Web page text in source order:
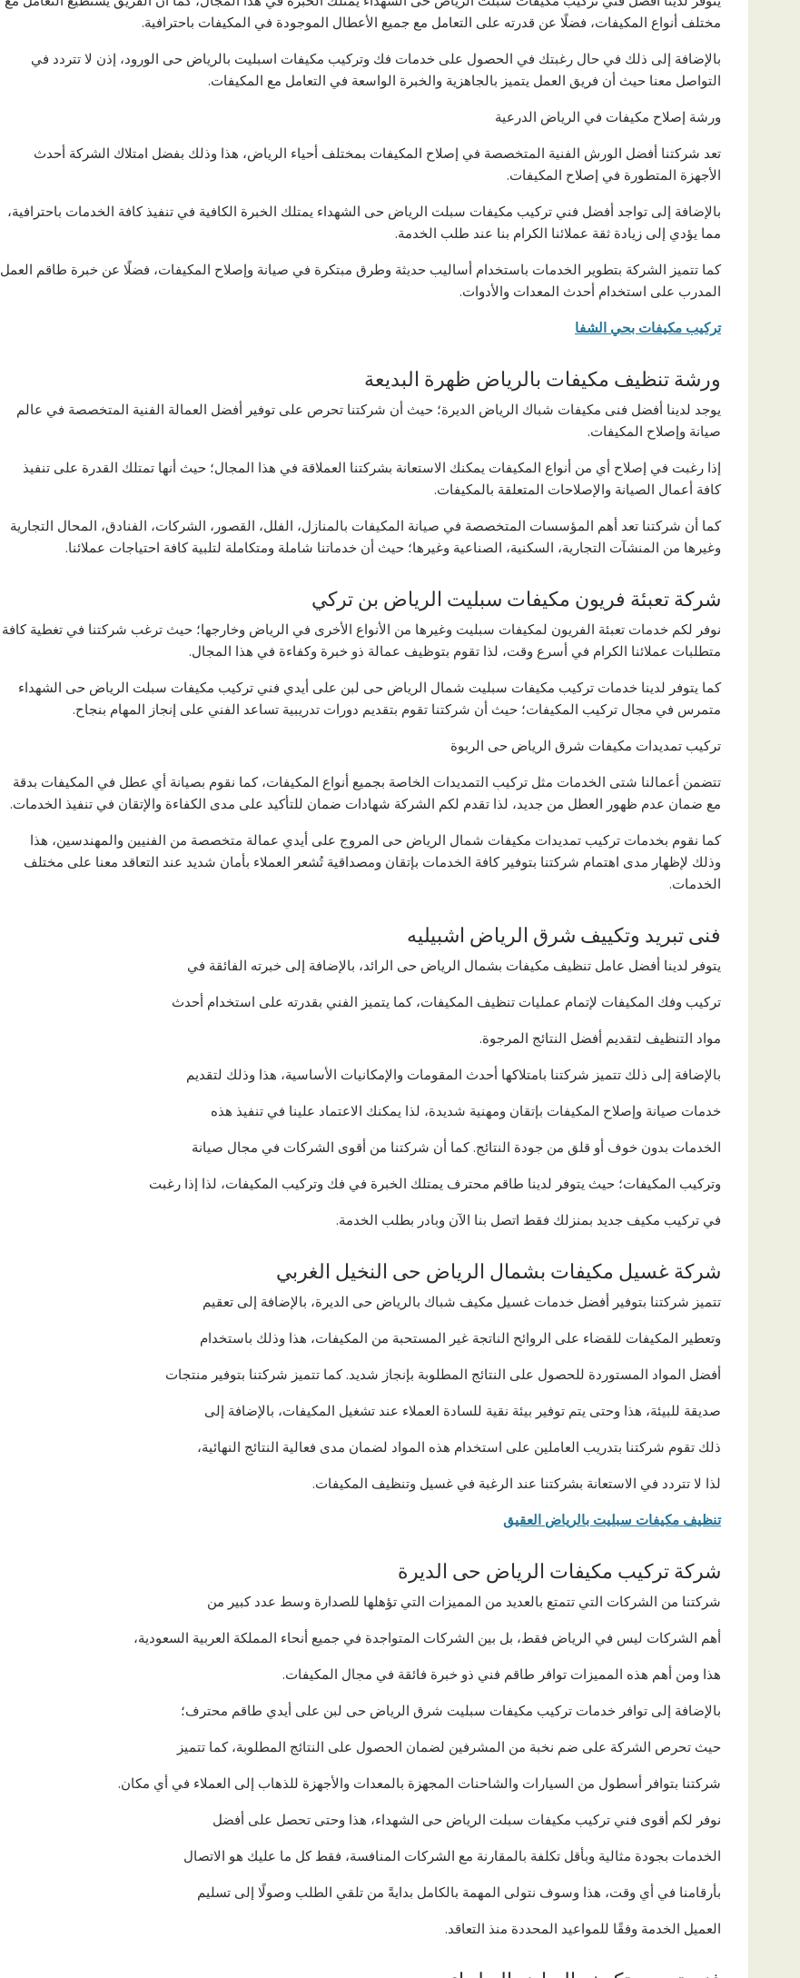
مختلف أنواع المكيفات، فضلًا عن قدرته على التعامل مع جميع الأعطال الموجودة في المكيفات باحترافية.
بالإضافة إلى ذلك في حال رغبتك في الحصول على خدمات فك وتركيب مكيفات اسبليت بالرياض حى الورود، إذن لا تتردد في
التواصل معنا حيث أن فريق العمل يتميز بالجاهزية والخبرة الواسعة في التعامل مع المكيفات.
ورشة إصلاح مكيفات في الرياض الدرعية
تعد شركتنا أفضل الورش الفنية المتخصصة في إصلاح المكيفات بمختلف أحياء الرياض، هذا وذلك بفضل امتلاك الشركة أحدث
الأجهزة المتطورة في إصلاح المكيفات.
بالإضافة إلى تواجد أفضل فني تركيب مكيفات سبلت الرياض حى الشهداء يمتلك الخبرة الكافية في تنفيذ كافة الخدمات باحترافية،
مما يؤدي إلى زيادة ثقة عملائنا الكرام بنا عند طلب الخدمة.
كما تتميز الشركة بتطوير الخدمات باستخدام أساليب حديثة وطرق مبتكرة في صيانة وإصلاح المكيفات، فضلًا عن خبرة طاقم العمل
المدرب على استخدام أحدث المعدات والأدوات.
تركيب مكيفات بحي الشفا
ورشة تنظيف مكيفات بالرياض ظهرة البديعة
يوجد لدينا أفضل فنى مكيفات شباك الرياض الديرة؛ حيث أن شركتنا تحرص على توفير أفضل العمالة الفنية المتخصصة في عالم
صيانة وإصلاح المكيفات.
إذا رغبت في إصلاح أي من أنواع المكيفات يمكنك الاستعانة بشركتنا العملاقة في هذا المجال؛ حيث أنها تمتلك القدرة على تنفيذ
كافة أعمال الصيانة والإصلاحات المتعلقة بالمكيفات.
كما أن شركتنا تعد أهم المؤسسات المتخصصة في صيانة المكيفات بالمنازل، الفلل، القصور، الشركات، الفنادق، المحال التجارية
وغيرها من المنشآت التجارية، السكنية، الصناعية وغيرها؛ حيث أن خدماتنا شاملة ومتكاملة لتلبية كافة احتياجات عملائنا.
شركة تعبئة فريون مكيفات سبليت الرياض بن تركي
نوفر لكم خدمات تعبئة الفريون لمكيفات سبليت وغيرها من الأنواع الأخرى في الرياض وخارجها؛ حيث ترغب شركتنا في تغطية كافة
متطلبات عملائنا الكرام في أسرع وقت، لذا تقوم بتوظيف عمالة ذو خبرة وكفاءة في هذا المجال.
كما يتوفر لدينا خدمات تركيب مكيفات سبليت شمال الرياض حى لبن على أيدي فني تركيب مكيفات سبلت الرياض حى الشهداء
متمرس في مجال تركيب المكيفات؛ حيث أن شركتنا تقوم بتقديم دورات تدريبية تساعد الفني على إنجاز المهام بنجاح.
تركيب تمديدات مكيفات شرق الرياض حى الربوة
تتضمن أعمالنا شتى الخدمات مثل تركيب التمديدات الخاصة بجميع أنواع المكيفات، كما نقوم بصيانة أي عطل في المكيفات بدقة
مع ضمان عدم ظهور العطل من جديد، لذا تقدم لكم الشركة شهادات ضمان للتأكيد على مدى الكفاءة والإتقان في تنفيذ الخدمات.
كما نقوم بخدمات تركيب تمديدات مكيفات شمال الرياض حى المروج على أيدي عمالة متخصصة من الفنيين والمهندسين، هذا
وذلك لإظهار مدى اهتمام شركتنا بتوفير كافة الخدمات بإتقان ومصداقية تُشعر العملاء بأمان شديد عند التعاقد معنا على مختلف
الخدمات.
فنى تبريد وتكييف شرق الرياض اشبيليه
يتوفر لدينا أفضل عامل تنظيف مكيفات بشمال الرياض حى الرائد، بالإضافة إلى خبرته الفائقة في
تركيب وفك المكيفات لإتمام عمليات تنظيف المكيفات، كما يتميز الفني بقدرته على استخدام أحدث
مواد التنظيف لتقديم أفضل النتائج المرجوة.
بالإضافة إلى ذلك تتميز شركتنا بامتلاكها أحدث المقومات والإمكانيات الأساسية، هذا وذلك لتقديم
خدمات صيانة وإصلاح المكيفات بإتقان ومهنية شديدة، لذا يمكنك الاعتماد علينا في تنفيذ هذه
الخدمات بدون خوف أو قلق من جودة النتائج. كما أن شركتنا من أقوى الشركات في مجال صيانة
وتركيب المكيفات؛ حيث يتوفر لدينا طاقم محترف يمتلك الخبرة في فك وتركيب المكيفات، لذا إذا رغبت
في تركيب مكيف جديد بمنزلك فقط اتصل بنا الآن وبادر بطلب الخدمة.
شركة غسيل مكيفات بشمال الرياض حى النخيل الغربي
تتميز شركتنا بتوفير أفضل خدمات غسيل مكيف شباك بالرياض حى الديرة، بالإضافة إلى تعقيم
وتعطير المكيفات للقضاء على الروائح الناتجة غير المستحبة من المكيفات، هذا وذلك باستخدام
أفضل المواد المستوردة للحصول على النتائج المطلوبة بإنجاز شديد. كما تتميز شركتنا بتوفير منتجات
صديقة للبيئة، هذا وحتى يتم توفير بيئة نقية للسادة العملاء عند تشغيل المكيفات، بالإضافة إلى
ذلك تقوم شركتنا بتدريب العاملين على استخدام هذه المواد لضمان مدى فعالية النتائج النهائية،
لذا لا تتردد في الاستعانة بشركتنا عند الرغبة في غسيل وتنظيف المكيفات.
تنظيف مكيفات سبليت بالرياض العقيق
شركة تركيب مكيفات الرياض حى الديرة
شركتنا من الشركات التي تتمتع بالعديد من المميزات التي تؤهلها للصدارة وسط عدد كبير من
أهم الشركات ليس في الرياض فقط، بل بين الشركات المتواجدة في جميع أنحاء المملكة العربية السعودية،
هذا ومن أهم هذه المميزات توافر طاقم فني ذو خبرة فائقة في مجال المكيفات.
بالإضافة إلى توافر خدمات تركيب مكيفات سبليت شرق الرياض حى لبن على أيدي طاقم محترف؛
حيث تحرص الشركة على ضم نخبة من المشرفين لضمان الحصول على النتائج المطلوبة، كما تتميز
شركتنا بتوافر أسطول من السيارات والشاحنات المجهزة بالمعدات والأجهزة للذهاب إلى العملاء في أي مكان.
نوفر لكم أقوى فني تركيب مكيفات سبلت الرياض حى الشهداء، هذا وحتى تحصل على أفضل
الخدمات بجودة مثالية وبأقل تكلفة بالمقارنة مع الشركات المنافسة، فقط كل ما عليك هو الاتصال
بأرقامنا في أي وقت، هذا وسوف نتولى المهمة بالكامل بدايةً من تلقي الطلب وصولًا إلى تسليم
العميل الخدمة وفقًا للمواعيد المحددة منذ التعاقد.